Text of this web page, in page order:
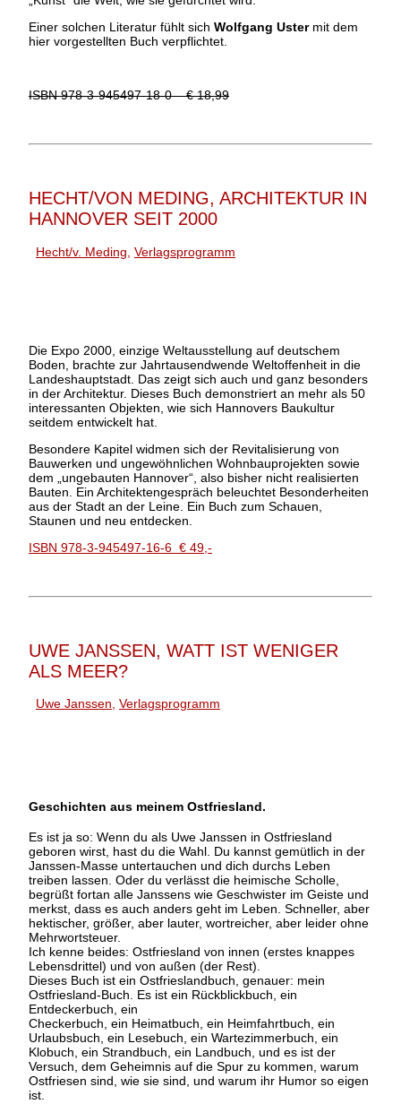
Einer solchen Literatur fühlt sich Wolfgang Ustermit dem
hier vorgestellten Buch verpflichtet.
ISBN 978-3-945497-18-0 € 18,99
HECHT/VON MEDING, ARCHITEKTUR IN
HANNOVER SEIT 2000
Hecht/v. Meding Verlagsprogramm
Die Expo 2000, einzige Weltausstellung auf deutschem
Boden, brachte zur Jahrtausendwende Weltoffenheit in die
Landeshauptstadt. Das zeigt sich auch und ganz besonders
in der Architektur. Dieses Buch demonstriert an mehr als 50
interessanten Objekten, wie sich Hannovers Baukultur
seitdem entwickelt hat.
Besondere Kapitel widmen sich der Revitalisierung von
Bauwerken und ungewöhnlichen Wohnbauprojekten sowie
dem „ungebauten Hannover“, also bisher nicht realisierten
Bauten. Ein Architektengespräch beleuchtet Besonderheiten
aus der Stadt an der Leine. Ein Buch zum Schauen,
Staunen und neu entdecken.
ISBN 978-3-945497-16-6 € 49,-
UWE JANSSEN, WATT IST WENIGER
ALS MEER?
Uwe Janssen Verlagsprogramm
Geschichten aus meinem Ostfriesland.
Es ist ja so: Wenn du als Uwe Janssen in Ostfriesland
geboren wirst, hast du die Wahl. Du kannst gemütlich in der
Janssen-Masse untertauchen und dich durchs Leben
treiben lassen. Oder du verlässt die heimische Scholle,
begrüßt fortan alle Janssens wie Geschwister im Geiste und
merkst, dass es auch anders geht im Leben. Schneller, aber
hektischer, größer, aber lauter, wortreicher, aber leider ohne
Mehrwortsteuer.
Ich kenne beides: Ostfriesland von innen (erstes knappes
Lebensdrittel) und von außen (der Rest).
Dieses Buch ist ein Ostfrieslandbuch, genauer: mein
Ostfriesland-Buch. Es ist ein Rückblickbuch, ein
Entdeckerbuch, ein
Checkerbuch, ein Heimatbuch, ein Heimfahrtbuch, ein
Urlaubsbuch, ein Lesebuch, ein Wartezimmerbuch, ein
Klobuch, ein Strandbuch, ein Landbuch, und es ist der
Versuch, dem Geheimnis auf die Spur zu kommen, warum
Ostfriesen sind, wie sie sind, und warum ihr Humor so eigen
ist.